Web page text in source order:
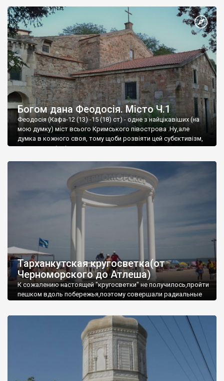
Богом дана Феодосія. Місто Ч.1
Феодосія (Кафа-12 (13) -15 (18) ст) - одне з найцікавіших (на
мою думку) міст всього Кримського півострова .Ну,але
думка в кожного своя, тому щоби розвіяти цей субєктивізм,
запрошую відвідати це
Тарханкутская кругосветка(от
Черноморского до Атлеша)
К сожалению настоящей "кругосветки" не получилось,пройти
пешком вдоль побережья,поэтому совершали радиальные